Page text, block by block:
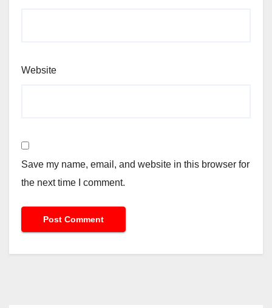
Website
Save my name, email, and website in this browser for
the next time I comment.